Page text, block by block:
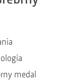
medal